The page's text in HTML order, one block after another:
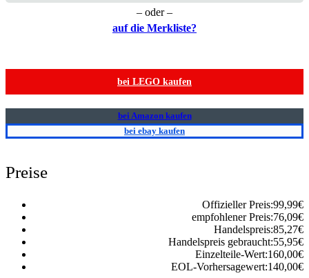
– oder –
auf die Merkliste?
bei LEGO kaufen
bei Amazon kaufen
bei ebay kaufen
Preise
Offizieller Preis:99,99€
empfohlener Preis:76,09€
Handelspreis:85,27€
Handelspreis gebraucht:55,95€
Einzelteile-Wert:160,00€
EOL-Vorhersagewert:140,00€